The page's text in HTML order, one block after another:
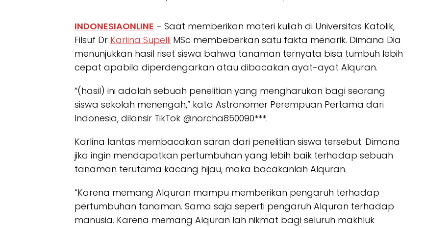
INDONESIAONLINE – Saat memberikan materi kuliah di Universitas Katolik,
Filsuf Dr Karlina Supelli MSc membeberkan satu fakta menarik. Dimana Dia
menunjukkan hasil riset siswa bahwa tanaman ternyata bisa tumbuh lebih
cepat apabila diperdengarkan atau dibacakan ayat-ayat Alquran.
“(hasil) ini adalah sebuah penelitian yang mengharukan bagi seorang
siswa sekolah menengah,” kata Astronomer Perempuan Pertama dari
Indonesia, dilansir TikTok @norcha850090***.
Karlina lantas membacakan saran dari penelitian siswa tersebut. Dimana
jika ingin mendapatkan pertumbuhan yang lebih baik terhadap sebuah
tanaman terutama kacang hijau, maka bacakanlah Alquran.
“Karena memang Alquran mampu memberikan pengaruh terhadap
pertumbuhan tanaman. Sama saja seperti pengaruh Alquran terhadap
manusia. Karena memang Alquran lah nikmat bagi seluruh makhluk